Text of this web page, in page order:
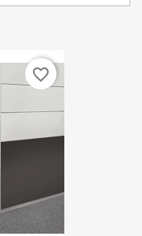
favorite_border